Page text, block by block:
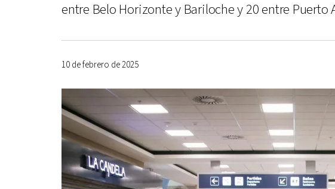
entre Belo Horizonte y Bariloche y 20 entre
10 de febrero de 2025